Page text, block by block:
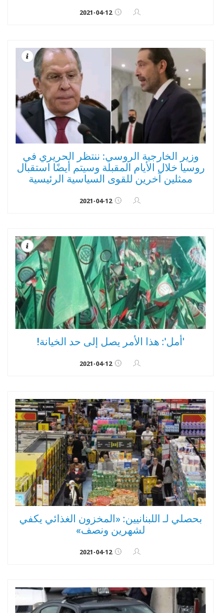
2021-04-12
وزير الخارجية الروسي: ننتظر الحريري في
روسيا خلال الأيام المقبلة وسيتم أيضًا استقبال
ممثلين آخرين للقوى السياسية الرئيسية
2021-04-12
'أمل': هذا الأمر يصل إلى حد الخيانة!
2021-04-12
بحصلي لـ اللبنانيين: «المخزون الغذائي يكفي
لشهرين ونصف»
2021-04-12